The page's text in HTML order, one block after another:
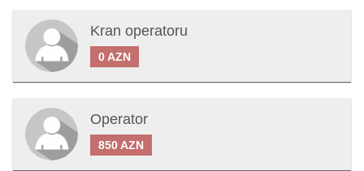
Kran operatoru
0 AZN
Operator
850 AZN